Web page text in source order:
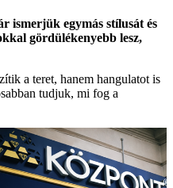
ismerjük egymás stílusát és
gördülékenyebb lesz,
a teret, hanem hangulatot is
tudjuk, mi fog a